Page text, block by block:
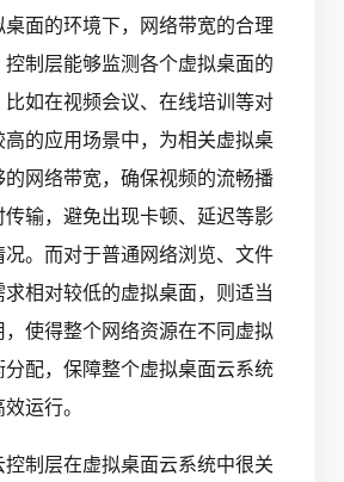
桌面的环境下，网络带宽的合理
制层能够监测各个虚拟桌面的
如在视频会议、在线培训等对
的应用场景中，为相关虚拟桌
网络带宽，确保视频的流畅播
输，避免出现卡顿、延迟等影
。而对于普通网络浏览、文件
相对较低的虚拟桌面，则适当
使得整个网络资源在不同虚拟
配，保障整个虚拟桌面云系统
运行。
控制层在虚拟桌面云系统中很关